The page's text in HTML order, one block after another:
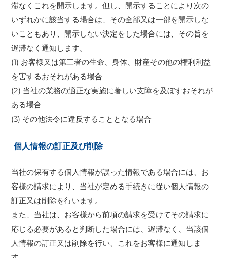
滞なくこれを開示します。但し、開示することにより次の
いずれかに該当する場合は、その全部又は一部を開示しな
いこともあり、開示しない決定をした場合には、その旨を
遅滞なく通知します。
(1) お客様又は第三者の生命、身体、財産その他の権利利益
を害するおそれがある場合
(2) 当社の業務の適正な実施に著しい支障を及ぼすおそれが
ある場合
(3) その他法令に違反することとなる場合
個人情報の訂正及び削除
当社の保有する個人情報が誤った情報である場合には、お
客様の請求により、当社が定める手続きに従い個人情報の
訂正又は削除を行います。
また、当社は、お客様から前項の請求を受けてその請求に
応じる必要があると判断した場合には、遅滞なく、当該個
人情報の訂正又は削除を行い、これをお客様に通知しま